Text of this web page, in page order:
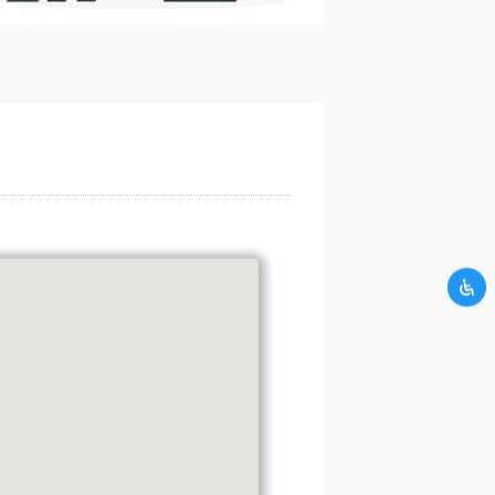
Silahkan hubungi kami